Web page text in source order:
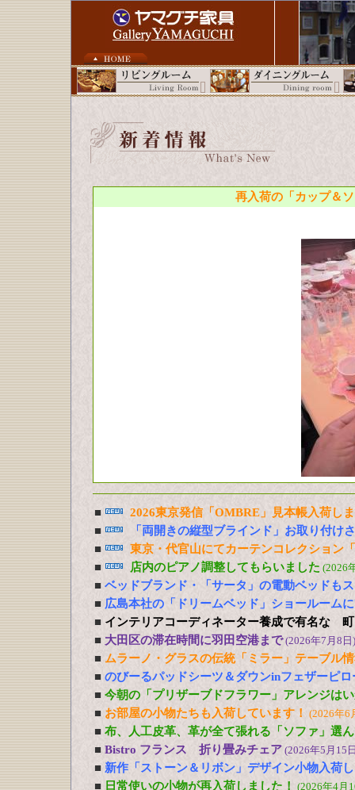
再入荷の「カップ＆
■
2026東京発信「OMBRE」見本帳入荷し
■
「両開きの縦型ブラインド」お取り付け
■
東京・代官山にてカーテンコレクション
■
店内のピアノ調整してもらいました (2026
■ ベッドブランド・「サータ」の電動ベッドも
■ 広島本社の「ドリームベッド」ショールーム
■ インテリアコーディネーター養成で有名な
■ 大田区の滞在時間に羽田空港まで(2026年7月8日)
■ ムラーノ・グラスの伝統「ミラー」テーブル
■ のびーるパッドシーツ＆ダウンinフェザーピ
■ 今朝の「プリザーブドフラワー」アレンジは
■ お部屋の小物たちも入荷しています！ (2026年6
■ 布、人工皮革、革が全て張れる「ソファ」選
■ Bistro フランス 折り畳みチェア (2026年5月15
■ 新作「ストーン＆リボン」デザイン小物入荷
■ 日常使いの小物が再入荷しました！ (2026年4月